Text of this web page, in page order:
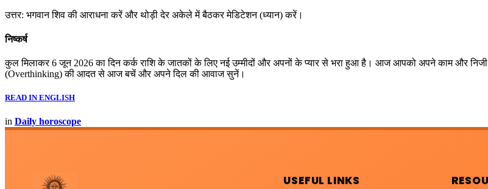
उत्तर: भगवान शिव की आराधना करें और थोड़ी देर अकेले में बैठकर मेडिटेशन (ध्यान) करें।
निष्कर्ष
कुल मिलाकर 6 जून 2026 का दिन कर्क राशि के जातकों के लिए नई उम्मीदों और अपनों के प्यार से भरा हुआ है। आज आपको अपने काम और
(Overthinking) की आदत से आज बचें और अपने दिल की आवाज सुनें।
READ IN ENGLISH
in Daily horoscope
USEFUL LINKS